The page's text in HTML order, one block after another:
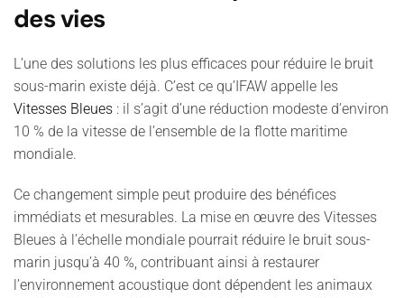
des vies
L’une des solutions les plus efficaces pour réduire le bruit
sous-marin existe déjà. C’est ce qu’IFAW appelle les
Vitesses Bleues : il s’agit d’une réduction modeste d’environ
10 % de la vitesse de l’ensemble de la flotte maritime
mondiale.
Ce changement simple peut produire des bénéfices
immédiats et mesurables. La mise en œuvre des Vitesses
Bleues à l’échelle mondiale pourrait réduire le bruit sous-
marin jusqu’à 40 %, contribuant ainsi à restaurer
l’environnement acoustique dont dépendent les animaux